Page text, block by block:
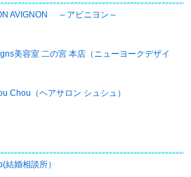
AVIGNON ～アビニヨン～
美容室 二の宮 本店（ニューヨークデザイ
Chou（ヘアサロン シュシュ）
結婚相談所）